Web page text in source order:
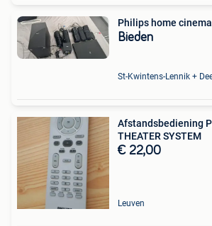
Philips home cinema
Bieden
Afstandsbediening PHILIPS HOME
THEATER SYSTEM
€ 22,00
Leuven